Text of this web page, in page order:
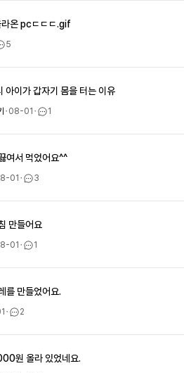
라온 pcㄷㄷㄷ.gif
5
이가 갑자기 몸을 터는 이유
ㆍ08-01 ㆍ 1
여서 먹었어요^^
01 ㆍ 3
만들어요
01 ㆍ 1
를 만들었어요.
ㆍ 2
원 올라 있었네요.